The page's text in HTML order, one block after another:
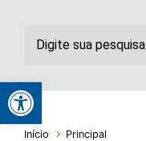
Início
Principal
Abrir a